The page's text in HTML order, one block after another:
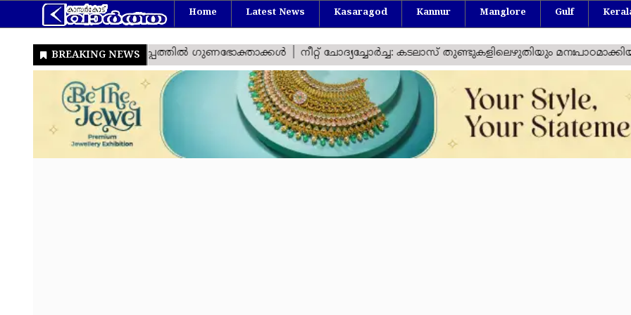
Home Latest News Kasaragod Kannur Manglore Gulf